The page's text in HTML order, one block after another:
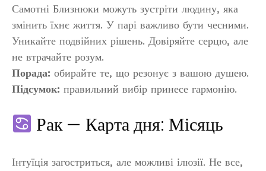
Самотні Близнюки можуть зустріти людину, яка
змінить їхнє життя. У парі важливо бути чесними.
Уникайте подвійних рішень. Довіряйте серцю, але
не втрачайте розум.
Порада: обирайте те, що резонує з вашою душею.
Підсумок: правильний вибір принесе гармонію.
Рак — Карта дня: Місяць
Інтуїція загостриться, але можливі ілюзії. Не все,